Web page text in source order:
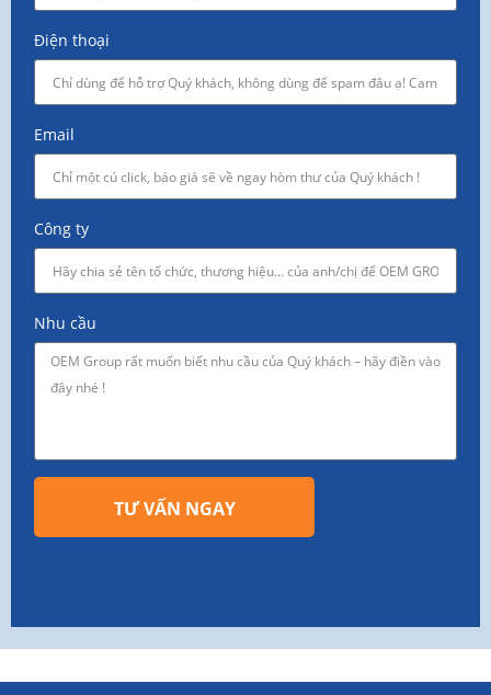
Điện thoại
Email
Công ty
Nhu cầu
TƯ VẤN NGAY